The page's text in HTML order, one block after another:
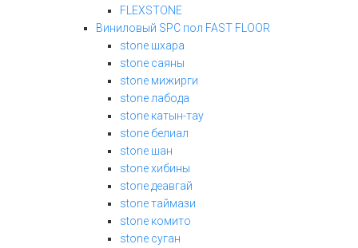
FLEXSTONE
Виниловый SPC пол FAST FLOOR
stone шхара
stone саяны
stone мижирги
stone лабода
stone катын-тау
stone белиал
stone шан
stone хибины
stone деавгай
stone таймази
stone комито
stone суган